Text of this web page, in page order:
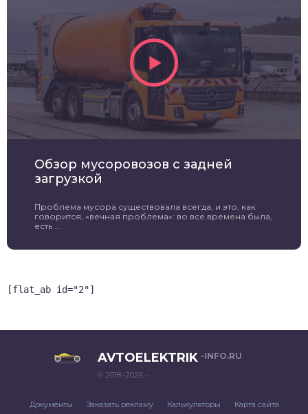
Обзор мусоровозов с задней
загрузкой
Проблема мусора существовала всегда, и это, как
говорится, «вечная проблема»: во все времена была,
есть ...
[flat_ab id="2"]
AVTOELEKTRIK -INFO.RU
© 2018–2026 –
Документы Заказать рекламу Калькуляторы Карта сайта